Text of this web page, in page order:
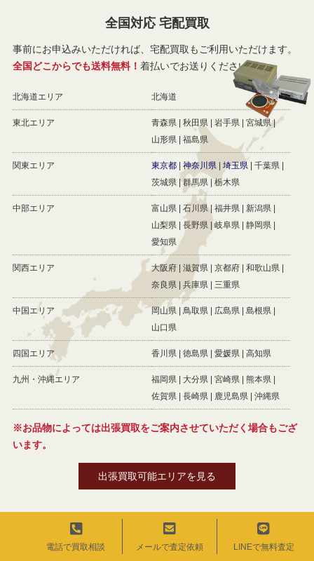
全国対応 宅配買取
事前にお申込みいただければ、宅配買取もご利用いただけます。
全国どこからでも送料無料！ 着払いでお送りください。
北海道エリア 北海道
東北エリア 青森県 秋田県 岩手県
宮城県
山形県
福島県
関東エリア 東京都 神奈川県 埼玉県
千葉県
茨城県
群馬県 栃木県
中部エリア 富山県 石川県 福井県
新潟県
山梨県
長野県 岐阜県
静岡県
愛知県
関西エリア 大阪府 滋賀県 京都府
和歌山県
奈良県
兵庫県 三重県
中国エリア 岡山県 鳥取県 広島県
島根県
山口県
四国エリア 香川県 徳島県 愛媛県 高知県
九州・沖縄エリア 福岡県 大分県 宮崎県
熊本県
佐賀県
長崎県 鹿児島県 沖縄県
※お品物によっては出張買取をご案内させていただく場合もござ
います。
出張買取可能エリアを見る
電話で買取相談 メールで査定依頼 LINEで無料査定